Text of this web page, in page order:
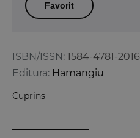
ISBN/ISSN: 1584-4781-2016
Editura: Hamangiu
Cuprins
Favorit